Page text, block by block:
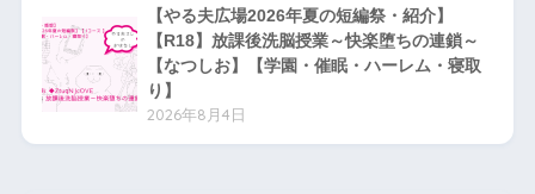
【やる夫広場2026年夏の短編祭・紹介】
【R18】放課後洗脳授業～快楽堕ちの連鎖～
【なつしお】【学園・催眠・ハーレム・寝取
り】
2026年8月4日